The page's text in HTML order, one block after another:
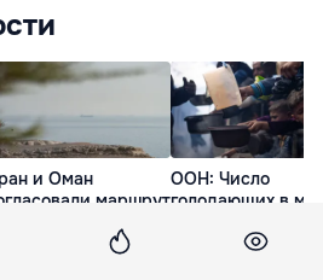
и Оман
маршрут
проливе
ООН: Число
голодающих в
млн человек из-за